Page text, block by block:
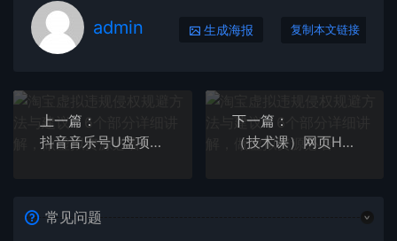
admin 生成海报 复制本文链接
上一篇：
抖音音乐号U盘项目 一单几十利润 无需投入太多 一台手机 几个抖音号就开始
下一篇：
（技术课）网页H5嵌套微信小程序，如何将一套成熟的网站嵌套成微信小程序
常见问题